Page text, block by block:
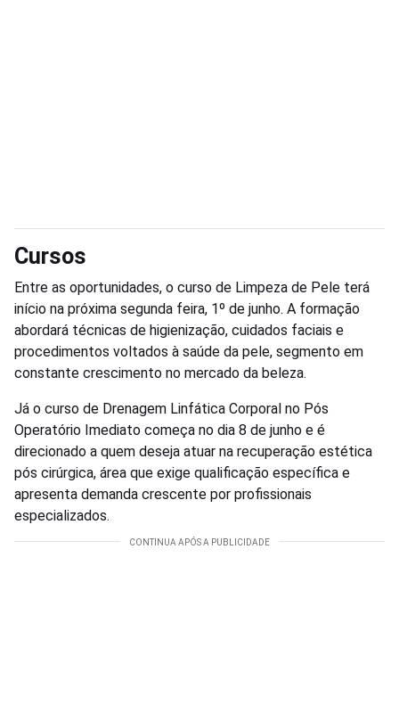
Cursos
Entre as oportunidades, o curso de Limpeza de Pele terá
início na próxima segunda feira, 1º de junho. A formação
abordará técnicas de higienização, cuidados faciais e
procedimentos voltados à saúde da pele, segmento em
constante crescimento no mercado da beleza.
Já o curso de Drenagem Linfática Corporal no Pós
Operatório Imediato começa no dia 8 de junho e é
direcionado a quem deseja atuar na recuperação estética
pós cirúrgica, área que exige qualificação específica e
apresenta demanda crescente por profissionais
especializados.